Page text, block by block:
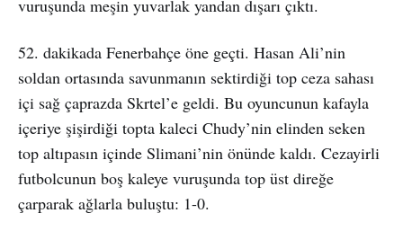
vuruşunda meşin yuvarlak yandan dışarı çıktı.
52. dakikada Fenerbahçe öne geçti. Hasan Ali’nin
soldan ortasında savunmanın sektirdiği top ceza sahası
içi sağ çaprazda Skrtel’e geldi. Bu oyuncunun kafayla
içeriye şişirdiği topta kaleci Chudy’nin elinden seken
top altıpasın içinde Slimani’nin önünde kaldı. Cezayirli
futbolcunun boş kaleye vuruşunda top üst direğe
çarparak ağlarla buluştu: 1-0.